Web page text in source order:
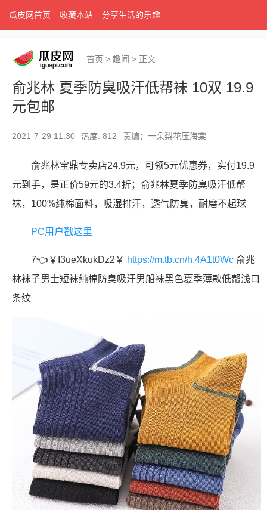
瓜皮网首页 收藏本站 分享生活的乐趣
首页 > 趣闻 > 正文
俞兆林 夏季防臭吸汗低帮袜 10双 19.9
元包邮
2021-7-29 11:30 热度: 812 责编：一朵梨花压海棠
俞兆林宝鼎专卖店24.9元，可领5元优惠券，实付19.9
元到手，是正价59元的3.4折；俞兆林夏季防臭吸汗低帮
袜，100%纯棉面料，吸湿排汗，透气防臭，耐磨不起球
PC用户戳这里
7👈￥I3ueXkukDz2￥ https://m.tb.cn/h.4A1t0Wc 俞兆
林袜子男士短袜纯棉防臭吸汗男船袜黑色夏季薄款低帮浅口
条纹